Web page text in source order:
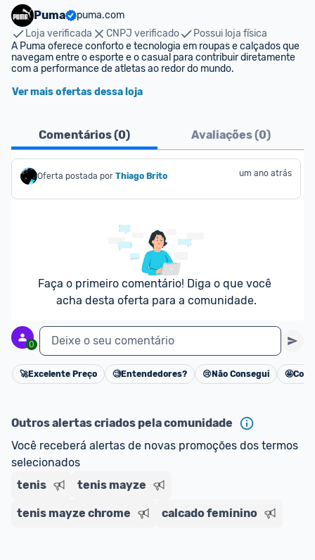
Puma
puma.com
Loja verificada
CNPJ verificado
Possui loja física
A Puma oferece conforto e tecnologia em roupas e calçados que
navegam entre o esporte e o casual para contribuir diretamente
com a performance de atletas ao redor do mundo.
Ver mais ofertas dessa loja
Comentários (0) Avaliações (0)
Oferta postada por Thiago Brito um ano atrás
Faça o primeiro comentário! Diga o que você
acha desta oferta para a comunidade.
0 Deixe o seu comentário
Cancelar
🚀Excelente Preço 🧐Entendedores? 😢 Não Consegui 🤩
Outros alertas criados pela comunidade
Você receberá alertas de novas promoções dos termos
selecionados
tenis
tenis mayze
tenis mayze chrome calcado feminino